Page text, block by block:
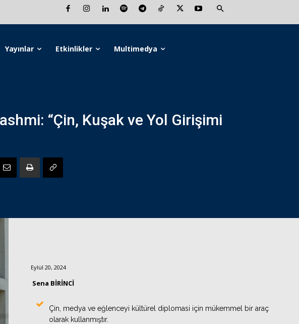
Yayınlar Etkinlikler Multimedya
“Çin, Kuşak ve Yol Girişimi
Eylül 20, 2024
Sena BİRİNCİ
Çin, medya ve eğlenceyi kültürel diplomasi için mükemmel bir araç
olarak kullanmıştır.